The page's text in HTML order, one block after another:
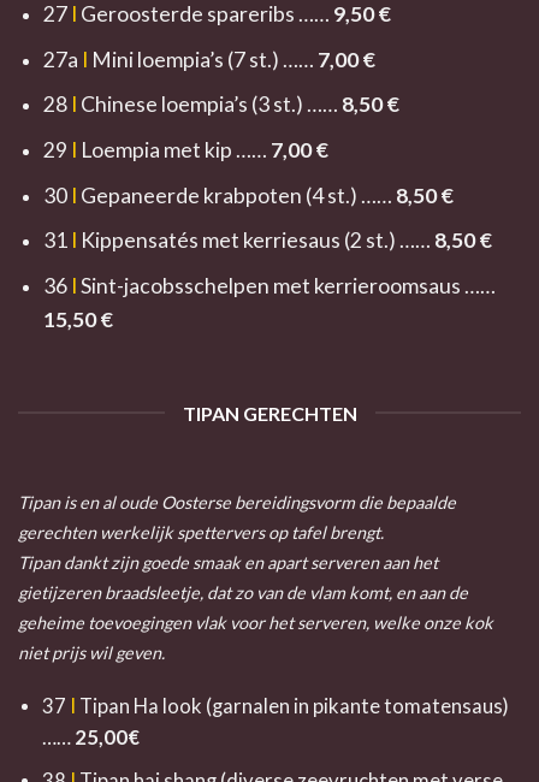
27 I Geroosterde spareribs …… 9,50 €
27a I Mini loempia’s (7 st.) …… 7,00 €
28 I Chinese loempia’s (3 st.) …… 8,50 €
29 I Loempia met kip …… 7,00 €
30 I Gepaneerde krabpoten (4 st.) …… 8,50 €
31 I Kippensatés met kerriesaus (2 st.) …… 8,50 €
36 ISint-jacobsschelpen met kerrieroomsaus ……
15,50 €
TIPAN GERECHTEN
Tipan is en al oude Oosterse bereidingsvorm die bepaalde
gerechten werkelijk spettervers op tafel brengt.
Tipan dankt zijn goede smaak en apart serveren aan het
gietijzeren braadsleetje, dat zo van de vlam komt, en aan de
geheime toevoegingen vlak voor het serveren, welke onze kok
niet prijs wil geven.
37
Tipan Ha look (garnalen in pikante tomatensaus)
…… 25,00€